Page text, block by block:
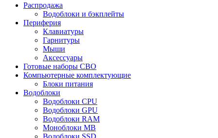
Распродажа
Водоблоки и бэкплейты
Периферия
Клавиатуры
Гарнитуры
Мыши
Аксессуары
Готовые наборы СВО
Компьютерные комплектующие
Блоки питания
Водоблоки
Водоблоки CPU
Водоблоки GPU
Водоблоки RAM
Моноблоки MB
Водоблоки SSD